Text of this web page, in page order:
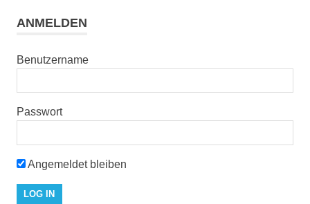
ANMELDEN
Benutzername
Passwort
Angemeldet bleiben